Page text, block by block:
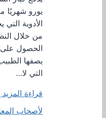
يورو شهريًا
الأدوية
من خلال
الحصول
يصفها
التي لا…
قراءة المزيد
لأصحاب